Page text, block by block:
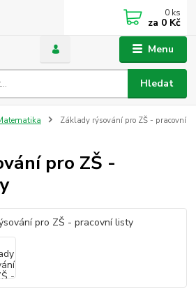
Menu
Hledat
0 ks
za 0 Kč
Základy rýsování pro ZŠ - pracovní
pro ZŠ -